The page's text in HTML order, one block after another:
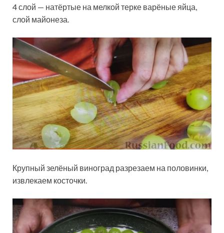
4 слой — натёртые на мелкой терке варёные яйца,
слой майонеза.
Крупный зелёный виноград разрезаем на половинки,
извлекаем косточки.